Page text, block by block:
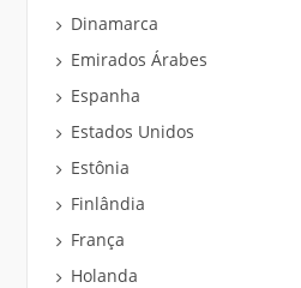
Dinamarca
Emirados Árabes
Espanha
Estados Unidos
Estônia
Finlândia
França
Holanda